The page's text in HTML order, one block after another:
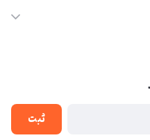
مطهر رضوی ، فلکه آب ، بازار
ثبت